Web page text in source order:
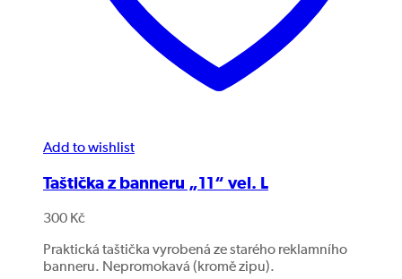
Add to wishlist
Taštička z banneru „11“ vel. L
300 Kč
Praktická taštička vyrobená ze starého reklamního
banneru. Nepromokavá (kromě zipu).